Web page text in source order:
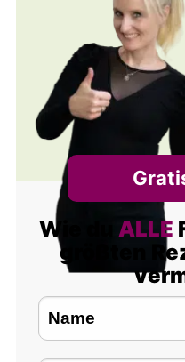
Wie du ALLE
größten